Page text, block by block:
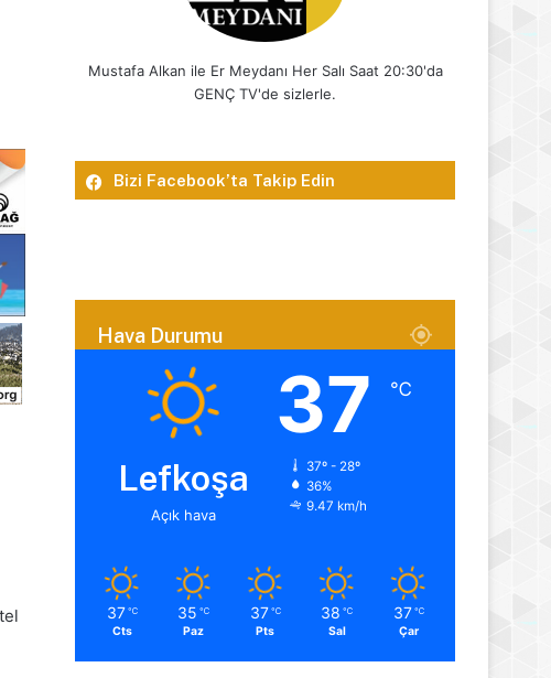
Mustafa Alkan ile Er Meydanı Her Salı Saat 20:30'da
GENÇ TV'de sizlerle.
Bizi Facebook’ta Takip Edin
Hava Durumu
Lefkoşa
Açık hava
37 ℃
37º - 28º
36%
9.47 km/h
37 ℃
Cts
35 ℃
Paz
37 ℃
Pts
38 ℃
Sal
37 ℃
Çar